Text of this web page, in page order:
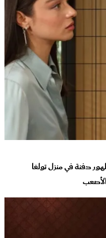
محتمل الحلقة 8.. ظهور دفنة في منزل تولغا